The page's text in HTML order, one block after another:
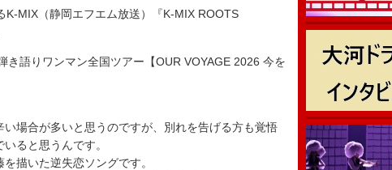
MIX（静岡エフエム放送）『K-MIX ROOTS
語りワンマン全国ツアー【OUR VOYAGE 2026 今を
場合が多いと思うのですが、別れを告げる方も覚悟
ると思うんです。
描いた逆失恋ソングです。